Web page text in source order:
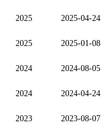
2025 2025-04-24
2025 2025-01-08
2024 2024-08-05
2024 2024-04-24
2023 2023-08-07